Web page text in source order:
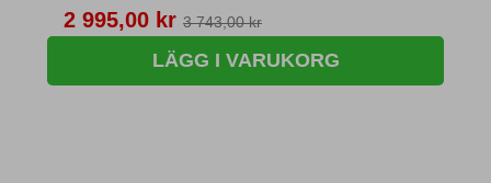
Pris
2 995,00 kr 3 743,00 kr
LÄGG I VARUKORG